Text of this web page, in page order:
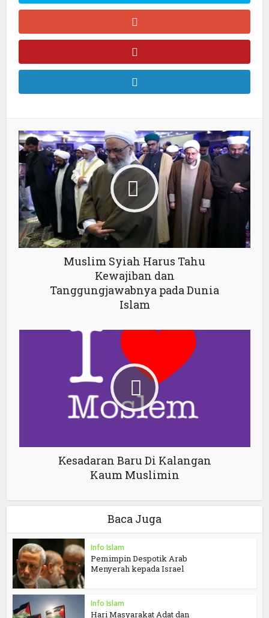
Muslim Syiah Harus Tahu
Kewajiban dan
Tanggungjawabnya pada Dunia
Islam
Kesadaran Baru Di Kalangan
Kaum Muslimin
Baca Juga
Info Islam
Pemimpin Despotik Arab
Menyerah kepada Israel
Info Islam
Hari Masyarakat Adat dan